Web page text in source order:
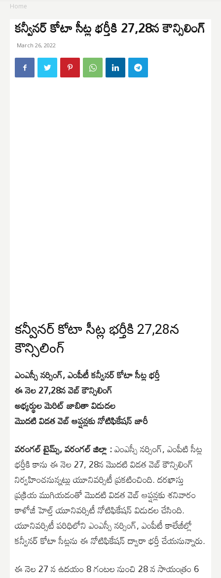
Home
కన్వీనర్‌ కోటా సీట్ల భర్తీకి 27,28న కౌన్సిలింగ్‌
March 26, 2022
కన్వీనర్‌ కోటా సీట్ల భర్తీకి 27,28న
కౌన్సిలింగ్‌
ఎంఎస్సీ నర్సింగ్, ఎంపీటీ కన్వీనర్‌ కోటా సీట్ల భర్తీ
ఈ నెల 27,28న వెబ్ కౌన్సిలింగ్‌
అభ్యర్థుల మెరిట్ జాబితా విడుదల
మొదటి విడత వెబ్ ఆప్షన్లకు నోటిఫికేషన్ జారీ
వరంగల్ టైమ్స్, వరంగల్ జిల్లా :ఎంఎస్సీ నర్సింగ్, ఎంపీటి సీట్ల
భర్తీకి కాను ఈ నెల 27, 28న మొదటి విడత వెబ్ కౌన్సిలింగ్
నిర్వహించనున్నట్లు యూనివర్సిటీ ప్రకటించింది. దరఖాస్తు
ప్రక్రియ ముగియడంతో మొదటి విడత వెబ్ ఆప్షన్లకు శనివారం
కాళోజీ హెల్త్ యూనివర్సిటీ నోటిఫికేషన్ విడుదల చేసింది.
యూనివర్సిటీ పరిధిలోని ఎంఎస్సీ నర్సింగ్, ఎంపీటీ కాలేజీల్లో
కన్వీనర్ కోటా సీట్లను ఈ నోటిఫికేషన్ ద్వారా భర్తీ చేయనున్నారు.
ఈ నెల 27 న ఉదయం 8 గంటల నుంచి 28 న సాయంత్రం 6